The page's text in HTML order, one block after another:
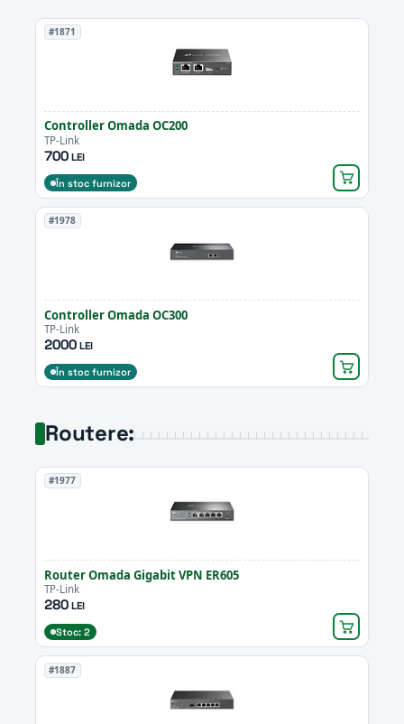
#1871
Controller Omada OC200
TP-Link
700LEI
În stoc furnizor
#1978
Controller Omada OC300
TP-Link
2000LEI
În stoc furnizor
Routere:
#1977
Router Omada Gigabit VPN ER605
TP-Link
280LEI
Stoc: 2
#1887